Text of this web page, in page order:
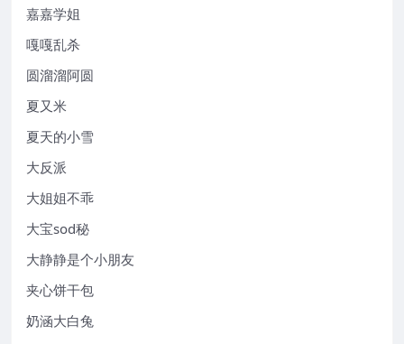
嘉嘉学姐
嘎嘎乱杀
圆溜溜阿圆
夏又米
夏天的小雪
大反派
大姐姐不乖
大宝sod秘
大静静是个小朋友
夹心饼干包
奶涵大白兔